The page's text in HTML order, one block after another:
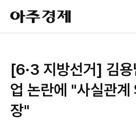
아
주
경
[6·3 지방선거] 김용
업 논란에 "사실관계
장"